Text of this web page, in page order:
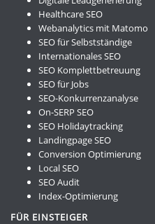
Healthcare SEO
Webanalytics mit Matomo
SEO für Selbstständige
Internationales SEO
SEO Komplettbetreuung
SEO für Jobs
SEO-Konkurrenzanalyse
On-SERP SEO
SEO Holidaytracking
Landingpage SEO
Conversion Optimierung
Local SEO
SEO Audit
Index-Optimierung
FÜR EINSTEIGER